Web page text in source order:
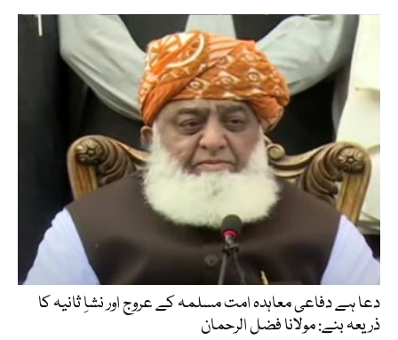
دعا ہے دفاعی معاہدہ امت مسلمہ کے عروج اور نشاِ ثانیہ کا
ذریعہ بنے: مولانا فضل الرحمان